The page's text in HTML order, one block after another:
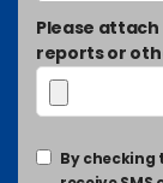
Please
reports or
By checking